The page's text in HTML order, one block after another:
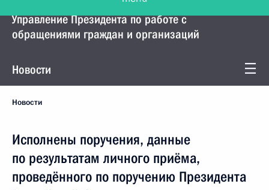
Управление Президента по работе с
обращениями граждан и организаций
Новости
Новости
Исполнены поручения, данные
по результатам личного приёма,
проведённого по поручению Президента